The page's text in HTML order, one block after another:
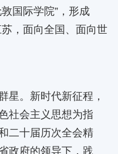
国际学院”，形成
，面向全国、面向世
星。新时代新征程，
社会主义思想为指
二十届历次全会精
政府的领导下，践